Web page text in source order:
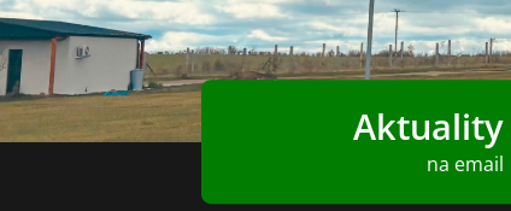
Aktuality
na email